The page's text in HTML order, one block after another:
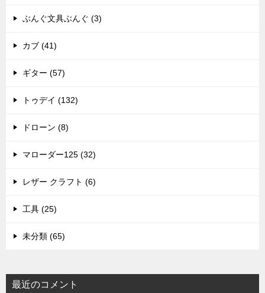
ぶんぐ文具ぶんぐ (3)
カブ (41)
ギター (57)
トゥデイ (132)
ドローン (8)
マローダー125 (32)
レザー クラフト (6)
工具 (25)
未分類 (65)
最近のコメント